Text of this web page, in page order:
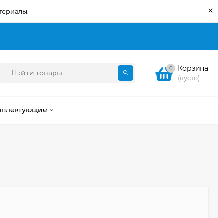
×
0 Корзина
(пусто)